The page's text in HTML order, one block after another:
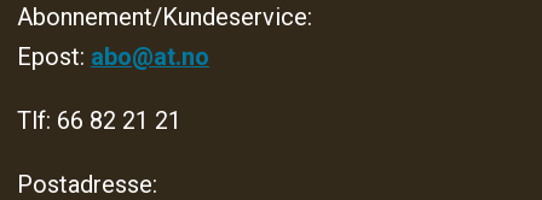
Abonnement/Kundeservice:
Epost: abo@at.no
Tlf: 66 82 21 21
Postadresse: